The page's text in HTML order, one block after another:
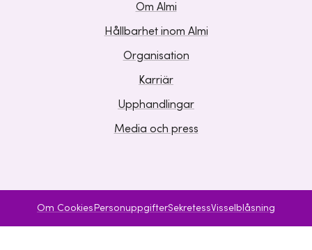
Om Almi
Hållbarhet inom Almi
Organisation
Karriär
Upphandlingar
Media och press
Om CookiesPersonuppgifterSekretessVisselblåsning